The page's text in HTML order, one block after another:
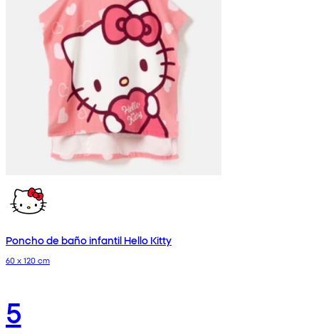
Poncho de baño infantil Hello Kitty
60 x 120 cm
5